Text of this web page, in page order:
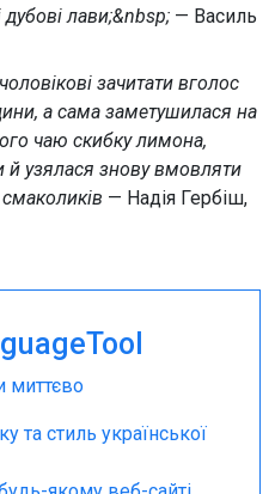
дубові лави;&nbsp; — Василь
зачитати вголос
а сама заметушилася на
чаю скибку лимона,
й узялася знову вмовляти
— Надія Гербіш,
миттєво
та стиль української